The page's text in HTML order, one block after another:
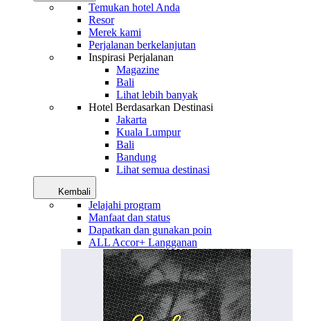
Temukan hotel Anda
Resor
Merek kami
Perjalanan berkelanjutan
Inspirasi Perjalanan
Magazine
Bali
Lihat lebih banyak
Hotel Berdasarkan Destinasi
Jakarta
Kuala Lumpur
Bali
Bandung
Lihat semua destinasi
Kembali
Jelajahi program
Manfaat dan status
Dapatkan dan gunakan poin
ALL Accor+ Langganan